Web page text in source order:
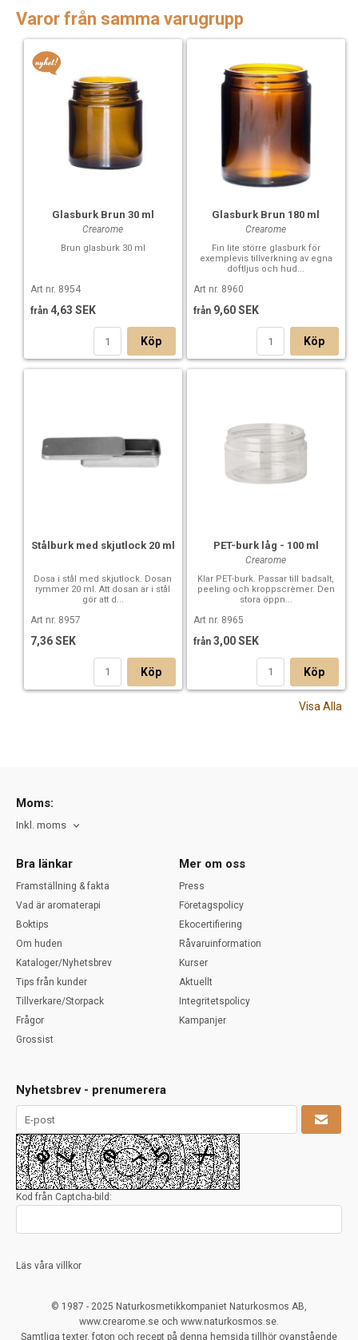
Varor från samma varugrupp
Glasburk Brun 30 ml
Crearome
Brun glasburk 30 ml
Art nr. 8954
från 4,63 SEK
Köp
Glasburk Brun 180 ml
Crearome
Fin lite större glasburk för
exemplevis tillverkning av egna
doftljus och hud...
Art nr. 8960
från 9,60 SEK
Köp
Stålburk med skjutlock 20 ml
Dosa i stål med skjutlock. Dosan
rymmer 20 ml. Att dosan är i stål
gör att d...
Art nr. 8957
7,36 SEK
Köp
PET-burk låg - 100 ml
Crearome
Klar PET-burk. Passar till badsalt,
peeling och kroppscrèmer. Den
stora öppn...
Art nr. 8965
från 3,00 SEK
Köp
Visa Alla
Moms:
Inkl. moms
Bra länkar
Framställning & fakta
Vad är aromaterapi
Boktips
Om huden
Kataloger/Nyhetsbrev
Tips från kunder
Tillverkare/Storpack
Frågor
Grossist
Mer om oss
Press
Företagspolicy
Ekocertifiering
Råvaruinformation
Kurser
Aktuellt
Integritetspolicy
Kampanjer
Nyhetsbrev - prenumerera
Kod från Captcha-bild:
Läs våra villkor
© 1987 - 2025 Naturkosmetikkompaniet Naturkosmos AB,
www.crearome.se och www.naturkosmos.se.
Samtliga texter, foton och recept på denna hemsida tillhör ovanstående